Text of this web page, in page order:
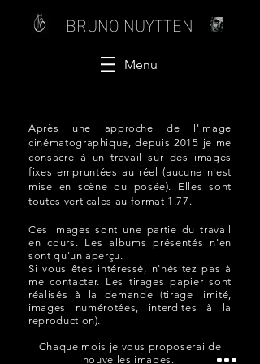
BRUNO NUYTTEN
Menu
Après une approche de l'image
cinématographique, depuis 2015 je me
consacre à un travail sur des images
fixes empruntées au réel (aucune n'est
mise en scène ou posée). Elles sont
toutes verticales au format 1.77.
Ces images sont une partie du travail
en cours. Les albums présentés n'en
sont qu'un aperçu.
Si vous êtes intéressé, n'hésitez pas à
me contacter. Les tirages papier sont
réalisés à la demande (tirage limité,
images numérotées, interdites à la
reproduction).
Chaque mois je vous proposerai de
nouvelles images.